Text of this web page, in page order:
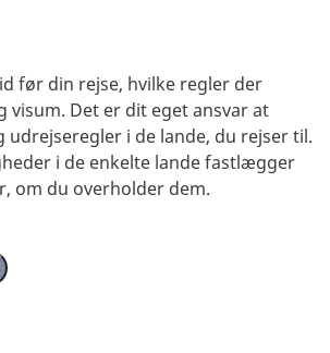
(Twitter)
på LinkedIn
før din rejse, hvilke regler der
visum. Det er dit eget ansvar at
udrejseregler i de lande, du rejser til.
i de enkelte lande fastlægger
om du overholder dem.